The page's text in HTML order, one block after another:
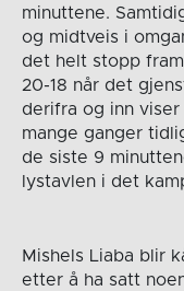
minuttene.
og midtveis i
det helt stopp
20-18 når det
derifra og inn
mange ganger
de siste 9
lystavlen i det
Mishels Liaba blir
etter å ha satt